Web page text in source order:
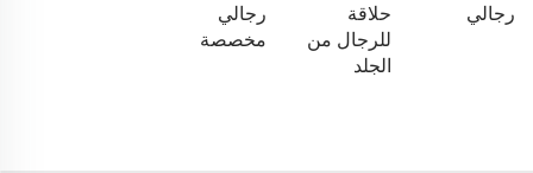
رجالي
حلاقة
للرجال من
الجلد
رجالي
مخصصة